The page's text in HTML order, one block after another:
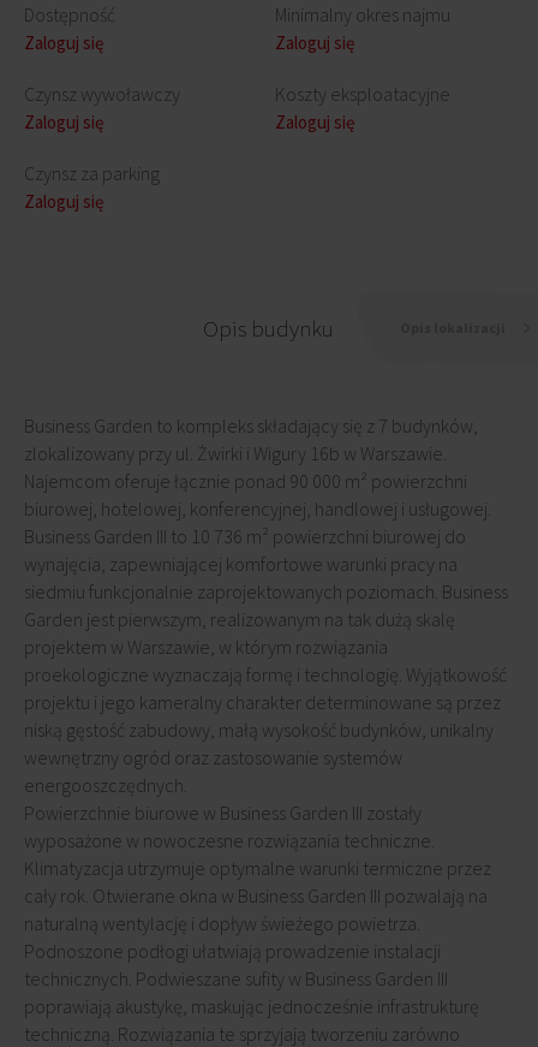
Dostępność
Zaloguj się
Czynsz wywoławczy
Zaloguj się
Czynsz za parking
Zaloguj się
Minimalny okres najmu
Zaloguj się
Koszty eksploatacyjne
Zaloguj się
Opis budynku
Business Garden to kompleks składający się z 7 budynków,
zlokalizowany przy ul. Żwirki i Wigury 16b w Warszawie.
Najemcom oferuje łącznie ponad 90 000 m² powierzchni
biurowej, hotelowej, konferencyjnej, handlowej i usługowej.
Business Garden III to 10 736 m² powierzchni biurowej do
wynajęcia, zapewniającej komfortowe warunki pracy na
siedmiu funkcjonalnie zaprojektowanych poziomach. Business
Garden jest pierwszym, realizowanym na tak dużą skalę
projektem w Warszawie, w którym rozwiązania
proekologiczne wyznaczają formę i technologię. Wyjątkowość
projektu i jego kameralny charakter determinowane są przez
niską gęstość zabudowy, małą wysokość budynków, unikalny
wewnętrzny ogród oraz zastosowanie systemów
energooszczędnych.
Powierzchnie biurowe w Business Garden III zostały
wyposażone w nowoczesne rozwiązania techniczne.
Klimatyzacja utrzymuje optymalne warunki termiczne przez
cały rok. Otwierane okna w Business Garden III pozwalają na
naturalną wentylację i dopływ świeżego powietrza.
Podnoszone podłogi ułatwiają prowadzenie instalacji
technicznych. Podwieszane sufity w Business Garden III
poprawiają akustykę, maskując jednocześnie infrastrukturę
techniczną. Rozwiązania te sprzyjają tworzeniu zarówno